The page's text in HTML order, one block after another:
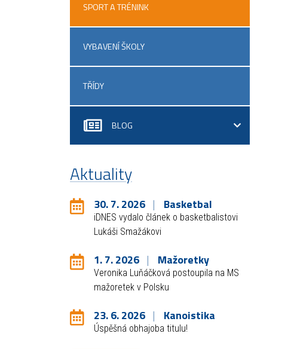
SPORT A TRÉNINK
VYBAVENÍ ŠKOLY
TŘÍDY
BLOG
Aktuality
30. 7. 2026 Basketbal
iDNES vydalo článek o basketbalistovi
Lukáši Smažákovi
1. 7. 2026 Mažoretky
Veronika Luňáčková postoupila na MS
mažoretek v Polsku
23. 6. 2026 Kanoistika
Úspěšná obhajoba titulu!